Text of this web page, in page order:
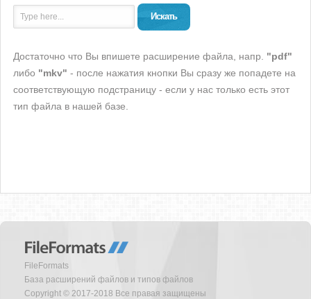
Искать
Достаточно что Вы впишете расширение файла, напр. "pdf"
либо "mkv" - после нажатия кнопки Вы сразу же попадете на
соответствующую подстраницу - если у нас только есть этот
тип файла в нашей базе.
FileFormats
База расширений файлов и типов файлов
Copyright © 2017-2018 Все правая защищены